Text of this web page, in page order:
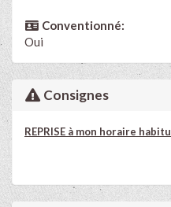
Conventionné:
Oui
Consignes
REPRISE à mon horaire